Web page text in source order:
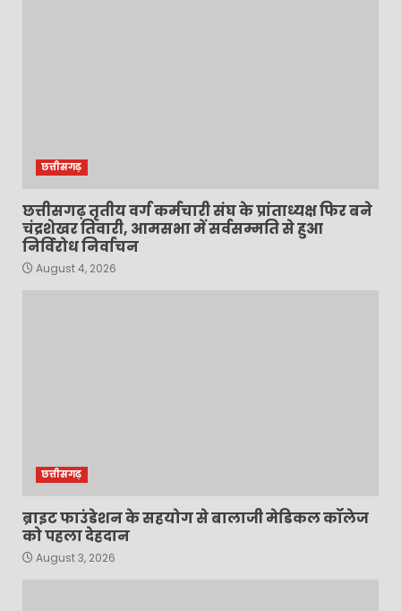
छत्तीसगढ़
छत्तीसगढ़ तृतीय वर्ग कर्मचारी संघ के प्रांताध्यक्ष फिर बने
चंद्रशेखर तिवारी, आमसभा में सर्वसम्मति से हुआ
निर्विरोध निर्वाचन
August 4, 2026
छत्तीसगढ़
ब्राइट फाउंडेशन के सहयोग से बालाजी मेडिकल कॉलेज
को पहला देहदान
August 3, 2026